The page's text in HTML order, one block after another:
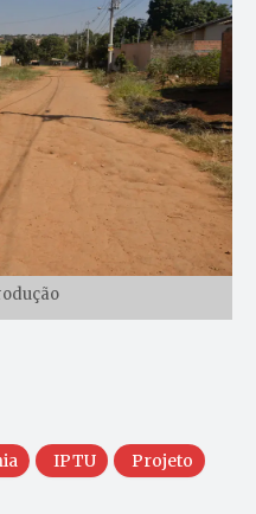
IPTU Projeto